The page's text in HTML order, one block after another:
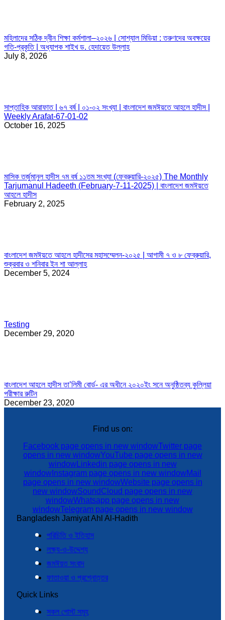
মহিলাদের সঠিক দ্বীন শিক্ষা কর্মশালা–২০২৬ | সোশ্যাল মিডিয়া : তরুণদের অবক্ষয়ের
গতি-প্রকৃতি | অধ্যাপক শাইখ ড. হেদায়েত উল্লাহ
July 8, 2026
সাপ্তাহিক আরাফাত | ৬৭ বর্ষ | ০১-০২ সংখ্যা | বাংলাদেশ জমঈয়তে আহলে হাদীস |
Weekly Arafat-67-01-02
October 16, 2025
মাসিক তর্জুমানুল হাদীস ৭ম বর্ষ ১১তম সংখ্যা (ফেব্রুয়ারি-২০২৫) The Monthly
Tarjumanul Hadeeth (February-7-11-2025) | বাংলাদেশ জমঈয়তে
আহলে হাদীস
February 2, 2025
বাংলাদেশ জমঈয়তে আহলে হাদীসের মহাসম্মেলন-২০২৫ | আগামী ৭ ও ৮ ফেব্রুয়ারি,
শুক্রবার ও শনিবার ইন শা আল্লাহ
December 5, 2024
Testing
December 29, 2020
বাংলাদেশ আহলে হাদীস তা’লিমী বোর্ড- এর অধীনে ২০২০ইং সনে অনুষ্ঠিতব্য কুল্লিয়া
পরীক্ষার রুটিন
December 23, 2020
Find us on:
Facebook page opens in new windowTwitter page
opens in new windowYouTube page opens in new
windowLinkedin page opens in new
windowInstagram page opens in new windowMail
page opens in new windowWebsite page opens in
new windowSoundCloud page opens in new
windowWhatsapp page opens in new
windowTelegram page opens in new window
Bangladesh Jamiyat Ahl Al-Hadith
পরিচিতি ও ইতিহাস
লক্ষ্য-ও-উদ্দেশ্য
জমঈয়ত সংবাদ
ফাতাওয়া ও প্রশ্নোত্তর
Quick Links
সকল পোস্ট সমূহ